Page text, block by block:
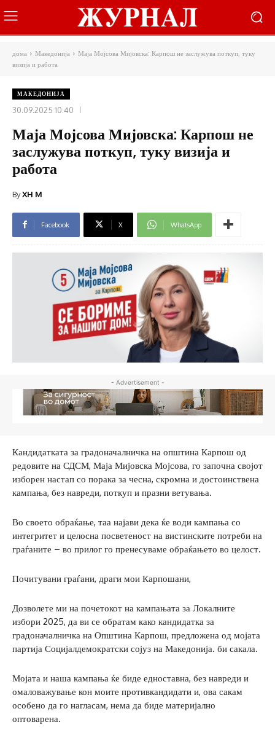
дома Македонија
Маја Мојсова Мијовска: Карпош не заслужува поткуп, туку
визија и работа
МАКЕДОНИЈА
30.09.2025 10:40
Маја Мојсова Мијовска: Карпош не
заслужува поткуп, туку визија и
работа
ByXH M
Facebook X WhatsApp
- Advertisement -
Кандидатката за градоначалничка на општина Карпош од
редовите на СДСМ, Маја Мијовска Мојсова, го започна својот
изборен настап со порака за чесна, скромна и достоинствена
кампања, без навреди, поткуп и празни ветувања.
Во своето обраќање, таа најави дека ќе води кампања со
интегритет и целосна посветеност на вистинските потреби на
граѓаните – во прилог го пренесуваме обраќањето во целост.
Почитувани граѓани, драги мои Карпошани,
Дозволете ми на почетокот на кампањата за Локалните
избори 2025, да ви се обратам како кандидатка за
градоначалничка на Општина Карпош, предложена од мојата
партија Социјалдемократски сојуз на Македонија. би сакала.
Мојата и наша кампања ќе биде едноставна, без навреди и
омаловажување кон моите противкандидати и, ова сакам
особено да го нагласам, нема да биде материјално
оптоварена.